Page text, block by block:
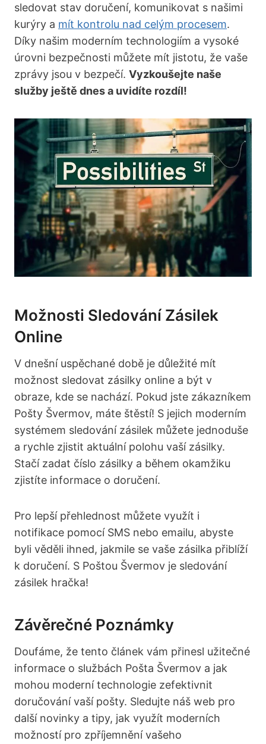
sledovat stav doručení, komunikovat s našimi
kurýry a mít kontrolu nad celým procesem.
Díky našim moderním technologiím a vysoké
úrovni bezpečnosti můžete mít jistotu, že vaše
zprávy jsou v bezpečí. Vyzkoušejte naše
služby ještě dnes a uvidíte rozdíl!
Možnosti Sledování Zásilek
Online
V dnešní uspěchané době je důležité mít
možnost sledovat zásilky online a být v
obraze, kde se nachází. Pokud jste zákazníkem
Pošty Švermov, máte štěstí! S jejich moderním
systémem sledování zásilek můžete jednoduše
a rychle zjistit aktuální polohu vaší zásilky.
Stačí zadat číslo zásilky a během okamžiku
zjistíte informace o doručení.
Pro lepší přehlednost můžete využít i
notifikace pomocí SMS nebo emailu, abyste
byli věděli ihned, jakmile se vaše zásilka přiblíží
k doručení. S Poštou Švermov je sledování
zásilek hračka!
Závěrečné Poznámky
Doufáme, že tento článek vám přinesl užitečné
informace o službách Pošta Švermov a jak
mohou moderní technologie zefektivnit
doručování vaší pošty. Sledujte náš web pro
další novinky a tipy, jak využít moderních
možností pro zpříjemnění vašeho